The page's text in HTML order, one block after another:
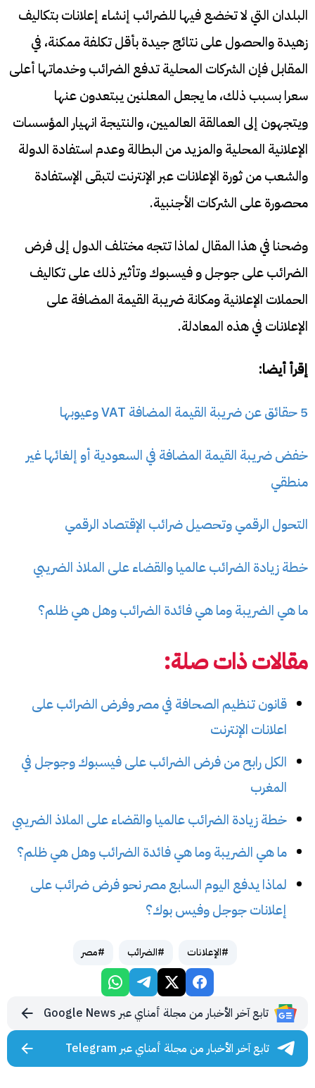
البلدان التي لا تخضع فيها للضرائب إنشاء إعلانات بتكاليف
زهيدة والحصول على نتائج جيدة بأقل تكلفة ممكنة، في
المقابل فإن الشركات المحلية تدفع الضرائب وخدماتها أعلى
سعرا بسبب ذلك، ما يجعل المعلنين يبتعدون عنها
ويتجهون إلى العمالقة العالميين، والنتيجة انهيار المؤسسات
الإعلانية المحلية والمزيد من البطالة وعدم استفادة الدولة
والشعب من ثورة الإعلانات عبر الإنترنت لتبقى الإستفادة
محصورة على الشركات الأجنبية.
وضحنا في هذا المقال لماذا تتجه مختلف الدول إلى فرض
الضرائب على جوجل و فيسبوك وتأثير ذلك على تكاليف
الحملات الإعلانية ومكانة ضريبة القيمة المضافة على
الإعلانات في هذه المعادلة.
إقرأ أيضا:
5 حقائق عن ضريبة القيمة المضافة VAT وعيوبها
خفض ضريبة القيمة المضافة في السعودية أو إلغائها غير
منطقي
التحول الرقمي وتحصيل ضرائب الإقتصاد الرقمي
خطة زيادة الضرائب عالميا والقضاء على الملاذ الضريبي
ما هي الضريبة وما هي فائدة الضرائب وهل هي ظلم؟
مقالات ذات صلة:
قانون تنظيم الصحافة في مصر وفرض الضرائب على
اعلانات الإنترنت
الكل رابح من فرض الضرائب على فيسبوك وجوجل في
المغرب
خطة زيادة الضرائب عالميا والقضاء على الملاذ الضريبي
ما هي الضريبة وما هي فائدة الضرائب وهل هي ظلم؟
لماذا يدفع اليوم السابع مصر نحو فرض ضرائب على
إعلانات جوجل وفيس بوك؟
#الإعلانات #الضرائب #مصر
تابع آخر الأخبار من مجلة أمناي عبر Google News
تابع آخر الأخبار من مجلة أمناي عبر Telegram